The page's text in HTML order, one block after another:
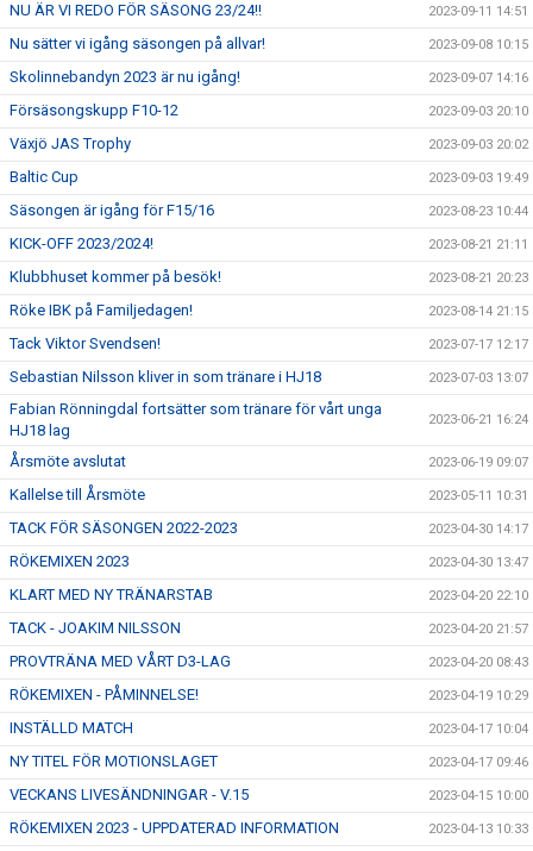
NU ÄR VI REDO FÖR SÄSONG 23/24!! 2023-09-11 14:51
Nu sätter vi igång säsongen på allvar! 2023-09-08 10:15
Skolinnebandyn 2023 är nu igång! 2023-09-07 14:16
Försäsongskupp F10-12 2023-09-03 20:10
Växjö JAS Trophy 2023-09-03 20:02
Baltic Cup 2023-09-03 19:49
Säsongen är igång för F15/16 2023-08-23 10:44
KICK-OFF 2023/2024! 2023-08-21 21:11
Klubbhuset kommer på besök! 2023-08-21 20:23
Röke IBK på Familjedagen! 2023-08-14 21:15
Tack Viktor Svendsen! 2023-07-17 12:17
Sebastian Nilsson kliver in som tränare i HJ18 2023-07-03 13:07
Fabian Rönningdal fortsätter som tränare för vårt unga
HJ18 lag
2023-06-21 16:24
Årsmöte avslutat 2023-06-19 09:07
Kallelse till Årsmöte 2023-05-11 10:31
TACK FÖR SÄSONGEN 2022-2023 2023-04-30 14:17
RÖKEMIXEN 2023 2023-04-30 13:47
KLART MED NY TRÄNARSTAB 2023-04-20 22:10
TACK - JOAKIM NILSSON 2023-04-20 21:57
PROVTRÄNA MED VÅRT D3-LAG 2023-04-20 08:43
RÖKEMIXEN - PÅMINNELSE! 2023-04-19 10:29
INSTÄLLD MATCH 2023-04-17 10:04
NY TITEL FÖR MOTIONSLAGET 2023-04-17 09:46
VECKANS LIVESÄNDNINGAR - V.15 2023-04-15 10:00
RÖKEMIXEN 2023 - UPPDATERAD INFORMATION 2023-04-13 10:33